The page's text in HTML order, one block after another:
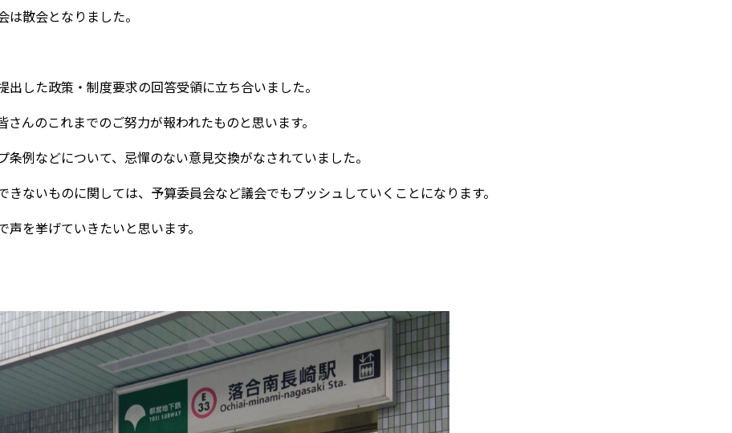
散会となりました。
した政策・制度要求の回答受領に立ち合いました。
んのこれまでのご努力が報われたものと思います。
例などについて、忌憚のない意見交換がなされていました。
ないものに関しては、予算委員会など議会でもプッシュしていくことになります。
を挙げていきたいと思います。